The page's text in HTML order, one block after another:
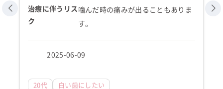
治療に伴うリス
ク
噛んだ時の痛みが出ることもありま
す。
2025-06-09
20代 白い歯にしたい